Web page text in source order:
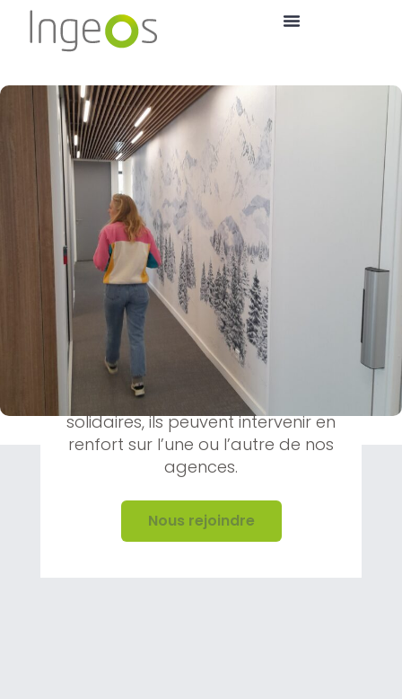
Nos équipes
Nos collaborateurs représentent
l’atout majeur de notre
entreprise. Attachés à fournir un
travail de qualité, ils mettent tout
en œuvre pour satisfaire la
demande des clients. Réactifs et
solidaires, ils peuvent intervenir en
renfort sur l’une ou l’autre de nos
agences.
Nous rejoindre